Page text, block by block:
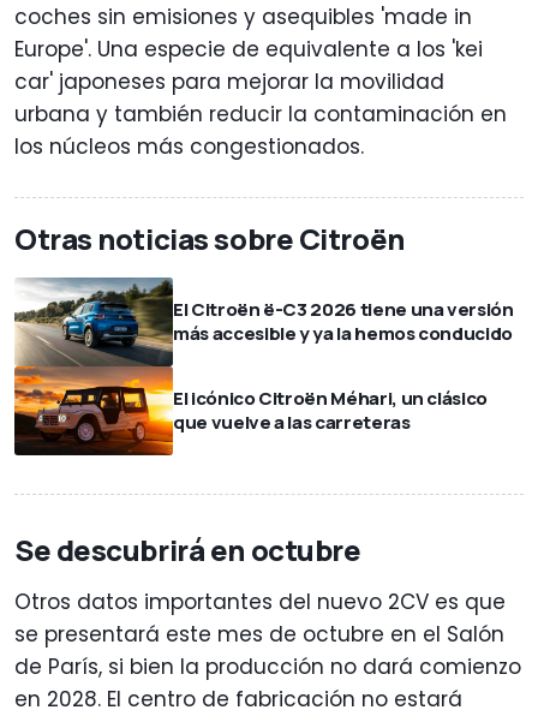
coches sin emisiones y asequibles 'made in
Europe'. Una especie de equivalente a los 'kei
car' japoneses para mejorar la movilidad
urbana y también reducir la contaminación en
los núcleos más congestionados.
Otras noticias sobre Citroën
El Citroën ë-C3 2026 tiene una versión
más accesible y ya la hemos conducido
El icónico Citroën Méhari, un clásico
que vuelve a las carreteras
Se descubrirá en octubre
Otros datos importantes del nuevo 2CV es que
se presentará este mes de octubre en el Salón
de París, si bien la producción no dará comienzo
en 2028. El centro de fabricación no estará